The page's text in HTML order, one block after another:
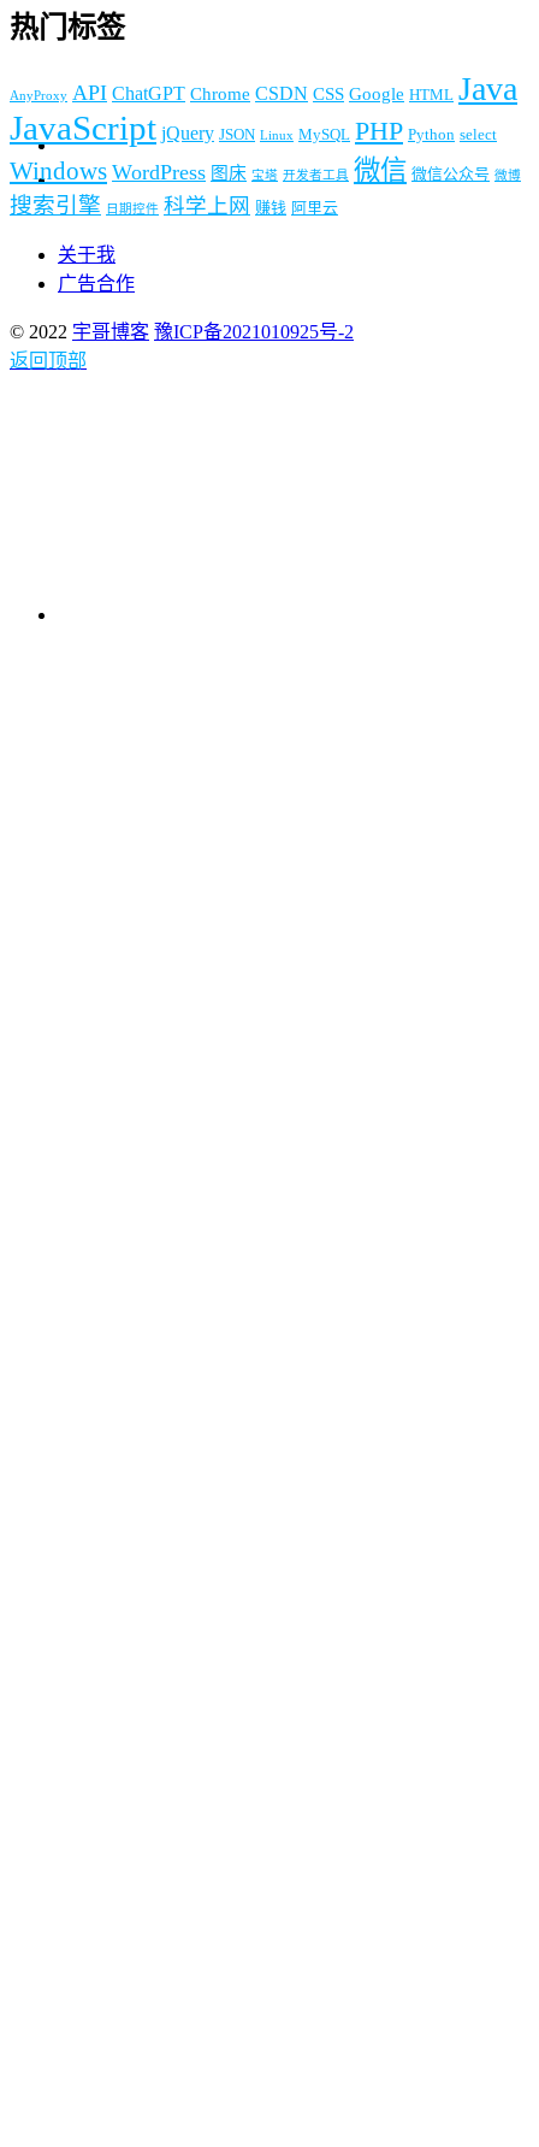
热门标签
AnyProxy API ChatGPT Chrome CSDN CSS Google HTML Java
JavaScript jQuery JSON Linux MySQL PHP Python select
Windows WordPress 图床 宝塔 开发者工具 微信 微信公众号 微博
搜索引擎 日期控件 科学上网 赚钱 阿里云
关于我
广告合作
© 2022 宇哥博客 豫ICP备2021010925号-2
返回顶部